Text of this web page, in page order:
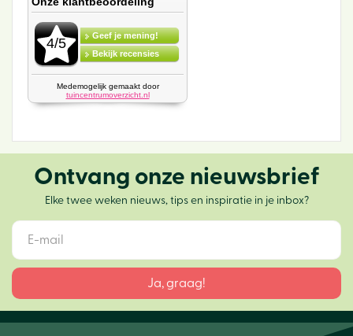
Ontvang onze nieuwsbrief
Elke twee weken nieuws, tips en inspiratie in je inbox?